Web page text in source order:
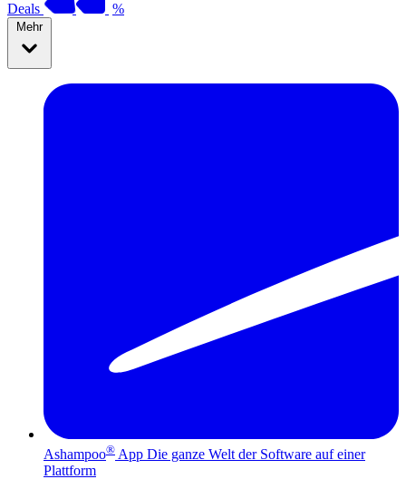
Deals %
Mehr
Ashampoo® App Die ganze Welt der Software auf einer
Plattform